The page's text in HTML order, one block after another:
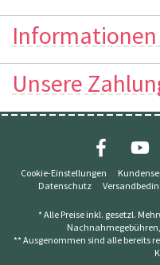
Informationen
Unsere
Cookie-Einstellungen
Datenschutz
* Alle Preise inkl. gesetzl.
** Ausgenommen sind alle bereits